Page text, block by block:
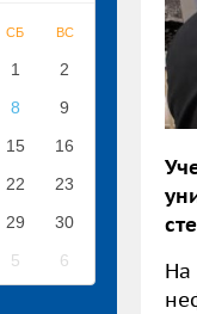
СБ ВС
1
2
8
9
15
16
22
23
29
30
5 6
На